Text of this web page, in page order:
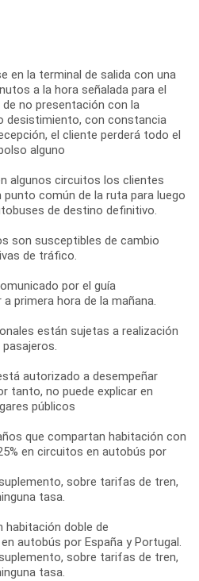
en la terminal de salida con una
a la hora señalada para el
no presentación con la
desistimiento, con constancia
el cliente perderá todo el
alguno
algunos circuitos los clientes
común de la ruta para luego
de destino definitivo.
son susceptibles de cambio
de tráfico.
por el guía
primera hora de la mañana.
están sujetas a realización
autorizado a desempeñar
tanto, no puede explicar en
públicos
que compartan habitación con
en circuitos en autobús por
sobre tarifas de tren,
tasa.
habitación doble de
autobús por España y Portugal.
sobre tarifas de tren,
tasa.